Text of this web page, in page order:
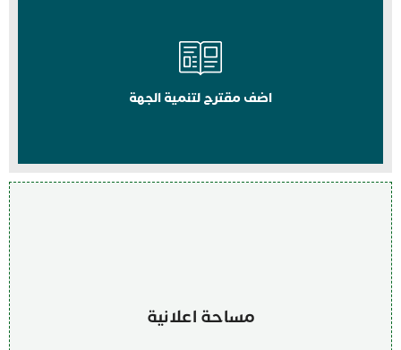
اضف مقترح لتنمية الجهة
مساحة اعلانية